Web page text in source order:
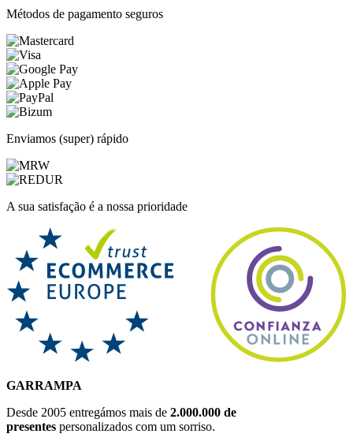
Métodos de pagamento seguros
Enviamos (super) rápido
A sua satisfação é a nossa prioridade
GARRAMPA
Desde 2005 entregámos mais de 2.000.000 de
presentes personalizados com um sorriso.